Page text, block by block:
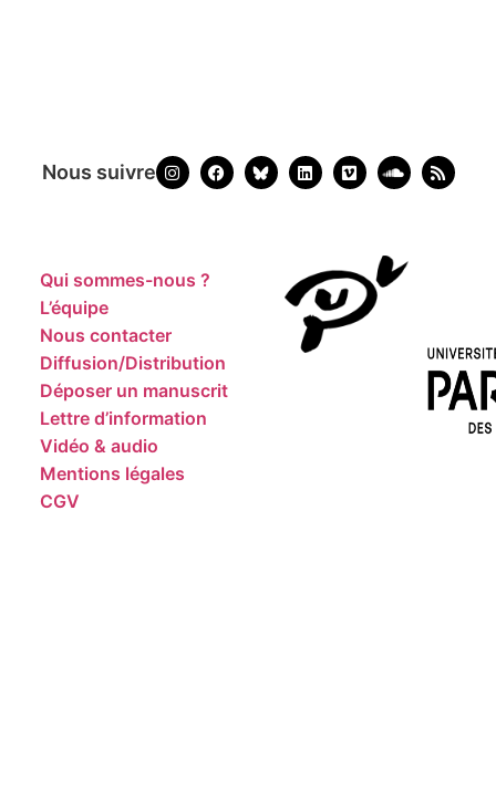
Nous suivre
Qui sommes-nous ?
L’équipe
Nous contacter
Diffusion/Distribution
Déposer un manuscrit
Lettre d’information
Vidéo & audio
Mentions légales
CGV